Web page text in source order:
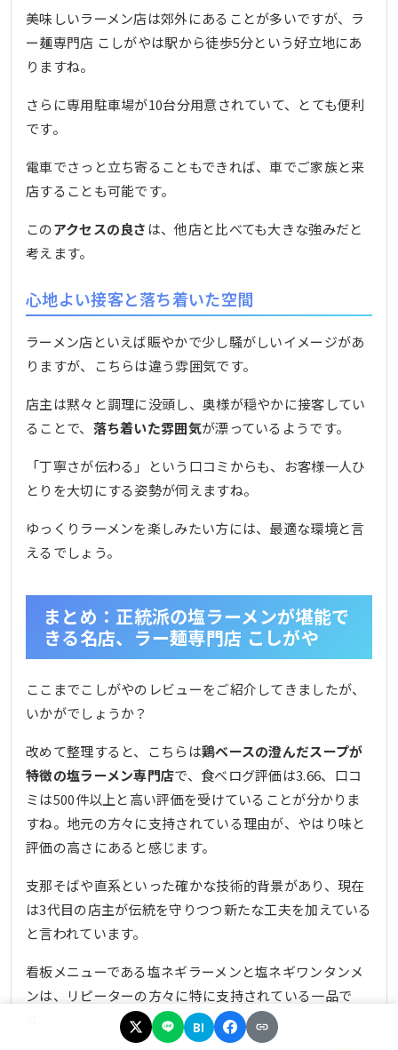
美味しいラーメン店は郊外にあることが多いですが、ラ
ー麺専門店 こしがやは駅から徒歩5分という好立地にあ
りますね。
さらに専用駐車場が10台分用意されていて、とても便利
です。
電車でさっと立ち寄ることもできれば、車でご家族と来
店することも可能です。
このアクセスの良さ は、他店と比べても大きな強みだと
考えます。
心地よい接客と落ち着いた空間
ラーメン店といえば賑やかで少し騒がしいイメージがあ
りますが、こちらは違う雰囲気です。
店主は黙々と調理に没頭し、奥様が穏やかに接客してい
ることで、 落ち着いた雰囲気が漂っているようです。
「丁寧さが伝わる」という口コミからも、お客様一人ひ
とりを大切にする姿勢が伺えますね。
ゆっくりラーメンを楽しみたい方には、最適な環境と言
えるでしょう。
まとめ：正統派の塩ラーメンが堪能で
きる名店、ラー麺専門店 こしがや
ここまでこしがやのレビューをご紹介してきましたが、
いかがでしょうか？
改めて整理すると、こちらは鶏ベースの澄んだスープが
特徴の塩ラーメン専門店で、食べログ評価は3.66、口コ
ミは500件以上と高い評価を受けていることが分かりま
すね。地元の方々に支持されている理由が、やはり味と
評価の高さにあると感じます。
支那そばや直系といった確かな技術的背景があり、現在
は3代目の店主が伝統を守りつつ新たな工夫を加えている
と言われています。
看板メニューである塩ネギラーメンと塩ネギワンタンメ
ンは、リピーターの方々に特に支持されている一品で
B!